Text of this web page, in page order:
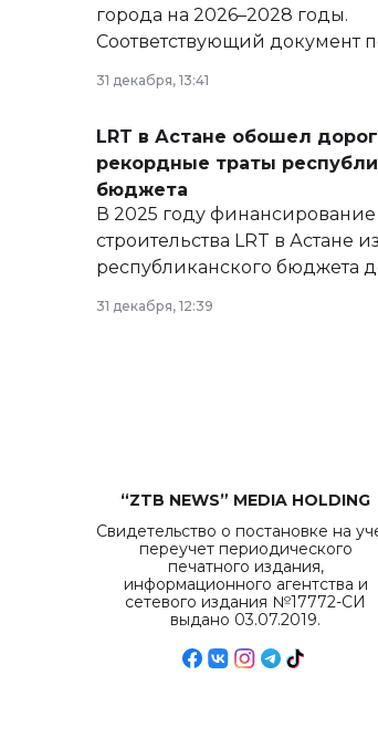
города на 2026–2028 годы.
Соответствующий документ
базе нормативных правовых
сайте маслихат города.
31 декабря, 13:41
LRT в Астане обошел
рекордные траты
бюджета
В 2025 году финансирование
строительства LRT в Астане из
республиканского бюджета
рекордных объемов.
31 декабря, 12:39
“ZTB NEWS” MEDIA HOLDING
Свидетельство о постановке на
переучет периодического
печатного издания,
информационного агентства и
сетевого издания №17772-СИ
выдано 03.07.2019.